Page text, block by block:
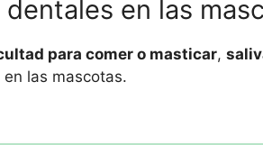
en las
para comer o masticar,
las mascotas.